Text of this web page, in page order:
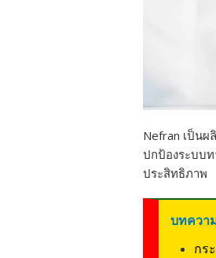
Nefran เป็น
ปกป้องระบบท
ประสิทธิภาพ
บทควา
กร